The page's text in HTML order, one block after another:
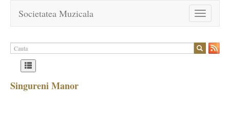
Toggle
navigation
Societatea Muzicala
Singureni Manor